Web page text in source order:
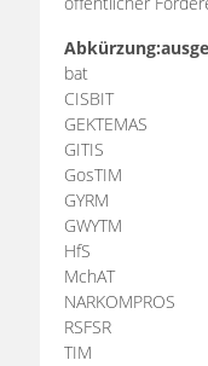
Abkürzung:
bat
CISBIT
GEKTEMAS
GITIS
GosTIM
GYRM
GWYTM
HfS
MchAT
NARKOMPROS
RSFSR
TIM